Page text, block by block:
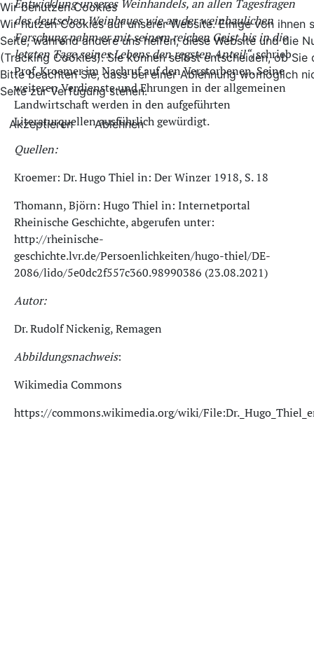
Entwicklung unseres Weinhandels, an allen Tagesfragen
des deutschen Weinbaues wie an der weinbaulichen
Forschung nahm er mit seinem reichen Geist bis in die
letzten Tage seines Lebens den regsten Anteil“,schrieb
Prof. Kroemer im Nachruf auf den Verstorbenen. Seine
weiteren Verdienste und Ehrungen in der allgemeinen
Landwirtschaft werden in den aufgeführten
Literaturquellen ausführlich gewürdigt.
Quellen:
Kroemer: Dr. Hugo Thiel in: Der Winzer 1918, S. 18
Thomann, Björn: Hugo Thiel in: Internetportal
Rheinische Geschichte, abgerufen unter:
http://rheinische-
geschichte.lvr.de/Persoenlichkeiten/hugo-thiel/DE-
2086/lido/5e0dc2f557c360.98990386 (23.08.2021)
Autor:
Dr. Rudolf Nickenig, Remagen
Abbildungsnachweis:
Wikimedia Commons
https://commons.wikimedia.org/wiki/
Wir benutzen Cookies
Wir nutzen Cookies auf unserer Website. Einige von ihnen
Seite, während andere uns helfen, diese Website und die
(Tracking Cookies). Sie können selbst entscheiden, ob
Bitte beachten Sie, dass bei einer Ablehnung womöglich
Seite zur Verfügung stehen.
Akzeptieren Ablehnen